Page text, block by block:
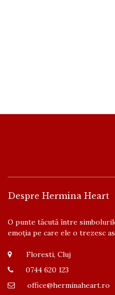
Despre Hermina Heart
O punte tăcută între
emoția pe care ele o trezesc
Floresti, Cluj
0744 620 123
office@herminaheart.ro